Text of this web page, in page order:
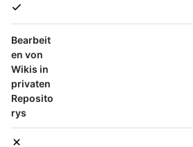
Bearbeit
en von
Wikis in
privaten
Reposito
rys